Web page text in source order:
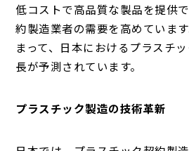
低コストで高品質な製品を提供
約製造業者の需要を高めていま
まって、日本におけるプラスチ
長が予測されています。
プラスチック製造の技術革新